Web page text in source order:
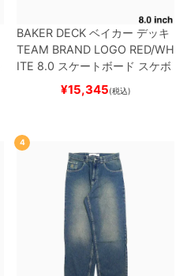
BAKER DECK ベイカー デッキ
TEAM BRAND LOGO RED/WH
ITE 8.0 スケートボード スケボ
¥15,345(税込)
4